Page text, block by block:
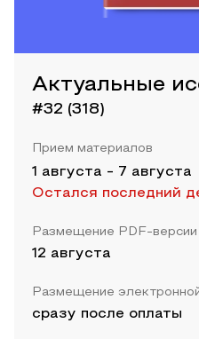
Актуальные
#32 (318)
Прием материалов
1 августа - 7 августа
Остался последний
Размещение PDF-
12 августа
Размещение
сразу после оплаты